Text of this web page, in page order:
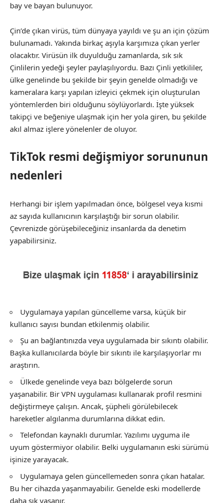
bay ve bayan bulunuyor.
Çin’de çıkan virüs, tüm dünyaya yayıldı ve şu an için çözüm
bulunamadı. Yakında birkaç aşıyla karşımıza çıkan yerler
olacaktır. Virüsün ilk duyulduğu zamanlarda, sık sık
Çinlilerin yedeği şeyler paylaşılıyordu. Bazı Çinli yetkililer,
ülke genelinde bu şekilde bir şeyin genelde olmadığı ve
kameralara karşı yapılan izleyici çekmek için oluşturulan
yöntemlerden biri olduğunu söylüyorlardı. İşte yüksek
takipçi ve beğeniye ulaşmak için her yola giren, bu şekilde
akıl almaz işlere yönelenler de oluyor.
TikTok resmi değişmiyor sorununun
nedenleri
Herhangi bir işlem yapılmadan önce, bölgesel veya kısmi
az sayıda kullanıcının karşılaştığı bir sorun olabilir.
Çevrenizde görüşebileceğiniz insanlarda da denetim
yapabilirsiniz.
Uygulamaya yapılan güncelleme varsa, küçük bir
kullanıcı sayısı bundan etkilenmiş olabilir.
Şu an bağlantınızda veya uygulamada bir sıkıntı olabilir.
Başka kullanıcılarda böyle bir sıkıntı ile karşılaşıyorlar mı
araştırın.
Ülkede genelinde veya bazı bölgelerde sorun
yaşanabilir. Bir VPN uygulaması kullanarak profil resmini
değiştirmeye çalışın. Ancak, şüpheli görülebilecek
hareketler algılanma durumlarına dikkat edin.
Telefondan kaynaklı durumlar. Yazılımı uyguma ile
uyum göstermiyor olabilir. Belki uygulamanın eski sürümü
işinize yarayacak.
Uygulamaya gelen güncellemeden sonra çıkan hatalar.
Bu her cihazda yaşanmayabilir. Genelde eski modellerde
daha sık yaşanır.